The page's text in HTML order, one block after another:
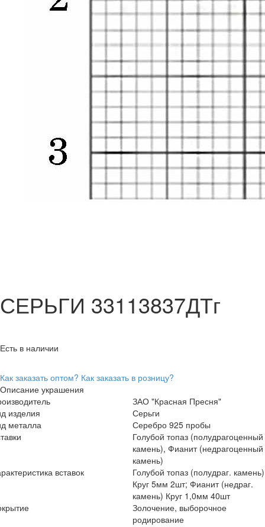
СЕРЬГИ 33113837ДТг
Есть в наличии
Как заказать оптом? Как заказать в розницу?
Описание украшения
ЗАО "Красная Пресня"
изделия
Серьги
металла
Серебро 925 пробы
Голубой топаз (полудрагоценный
камень), Фианит (недрагоценный
камень)
вставок
Голубой топаз (полудраг. камень)
Круг 5мм 2шт; Фианит (недраг.
камень) Круг 1,0мм 40шт
Золочение, выборочное
родирование